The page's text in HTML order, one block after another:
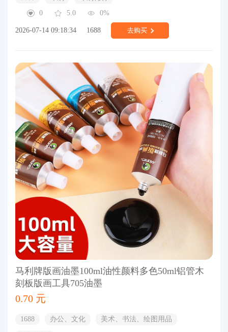
0
5.0 0%
2026-07-14 09:18:34 1688 去购买
马利牌版画油墨100ml油性颜料多色50ml铝管木
刻板版画工具705油墨
0.70 元
1688 办公、文化 美术、书法、绘图用品